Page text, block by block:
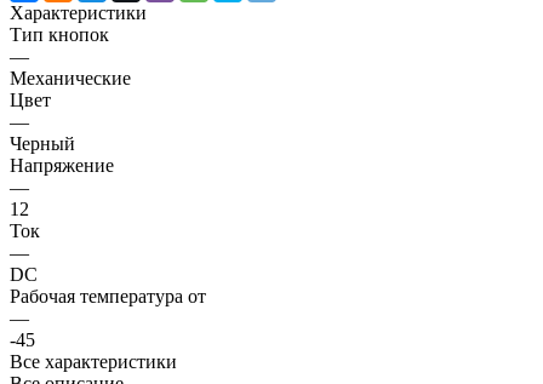
Характеристики
Тип кнопок
—
Механические
Цвет
—
Черный
Напряжение
—
12
Ток
—
DC
Рабочая температура от
—
-45
Все характеристики